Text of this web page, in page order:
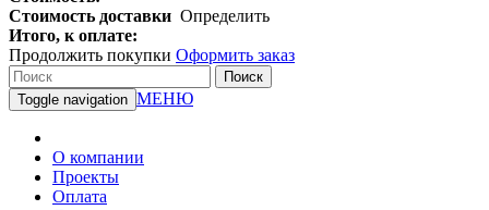
Стоимость доставки Определить
Итого, к оплате:
Продолжить покупки Оформить заказ
Поиск
Toggle navigation МЕНЮ
О компании
Проекты
Оплата